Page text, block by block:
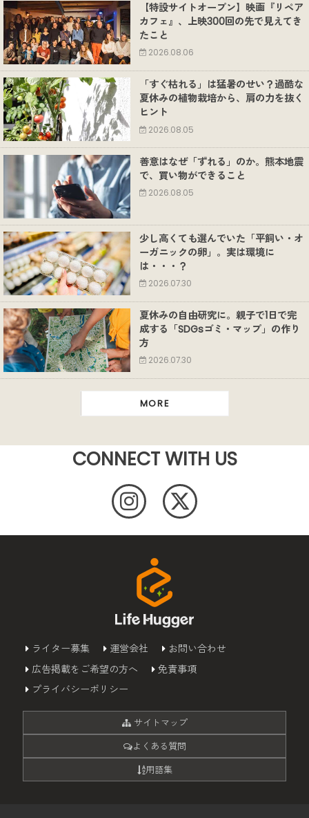
【特設サイトオープン】映画『リペア
カフェ』、上映300回の先で見えてき
たこと
2026.08.06
「すぐ枯れる」は猛暑のせい？過酷な
夏休みの植物栽培から、肩の力を抜く
ヒント
2026.08.05
善意はなぜ「ずれる」のか。熊本地震
で、買い物ができること
2026.08.05
少し高くても選んでいた「平飼い・オ
ーガニックの卵」。実は環境に
は・・・？
2026.07.30
夏休みの自由研究に。親子で1日で完
成する「SDGsゴミ・マップ」の作り
方
2026.07.30
MORE
CONNECT WITH US
ライター募集 運営会社
お問い合わせ
広告掲載をご希望の方へ
免責事項
プライバシーポリシー
サイトマップ
よくある質問
用語集